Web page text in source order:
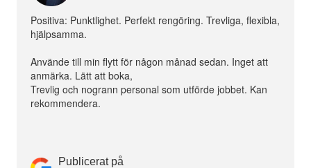
Positiva: Punktlighet. Perfekt rengöring. Trevliga, flexibla,
hjälpsamma.
Använde till min flytt för någon månad sedan. Inget att
anmärka. Lätt att boka,
Trevlig och nogrann personal som utförde jobbet. Kan
rekommendera.
Publicerat på